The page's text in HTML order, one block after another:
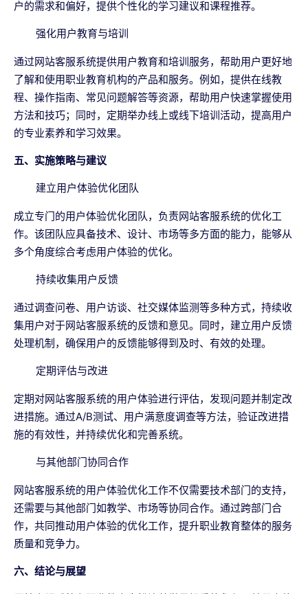
户的需求和偏好，提供个性化的学习建议和课程推荐。
强化用户教育与培训
通过网站客服系统提供用户教育和培训服务，帮助用户更好地
了解和使用职业教育机构的产品和服务。例如，提供在线教
程、操作指南、常见问题解答等资源，帮助用户快速掌握使用
方法和技巧；同时，定期举办线上或线下培训活动，提高用户
的专业素养和学习效果。
五、实施策略与建议
建立用户体验优化团队
成立专门的用户体验优化团队，负责网站客服系统的优化工
作。该团队应具备技术、设计、市场等多方面的能力，能够从
多个角度综合考虑用户体验的优化。
持续收集用户反馈
通过调查问卷、用户访谈、社交媒体监测等多种方式，持续收
集用户对于网站客服系统的反馈和意见。同时，建立用户反馈
处理机制，确保用户的反馈能够得到及时、有效的处理。
定期评估与改进
定期对网站客服系统的用户体验进行评估，发现问题并制定改
进措施。通过A/B测试、用户满意度调查等方法，验证改进措
施的有效性，并持续优化和完善系统。
与其他部门协同合作
网站客服系统的用户体验优化工作不仅需要技术部门的支持，
还需要与其他部门如教学、市场等协同合作。通过跨部门合
作，共同推动用户体验的优化工作，提升职业教育整体的服务
质量和竞争力。
六、结论与展望